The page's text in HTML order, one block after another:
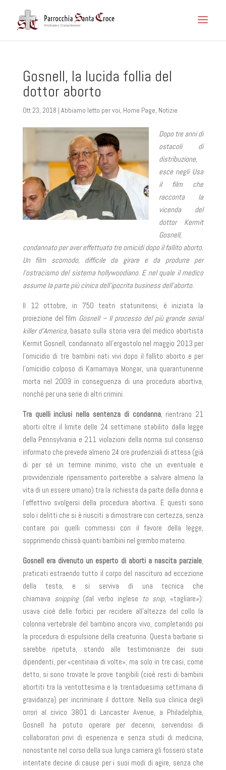
Gosnell, la lucida follia del
dottor aborto
Ott 23, 2018 | Abbiamo letto per voi, Home Page, Notizie
Dopo tre anni di
ostacoli di
distribuzione,
esce negli Usa
il film che
racconta la
vicenda del
dottor Kermit
Gosnell,
condannato per aver effettuato tre omicidi dopo il fallito aborto.
Un film scomodo, difficile da girare e da produrre per
l’ostracismo del sistema hollywoodiano. E nel quale il medico
assume la parte più cinica dell’ipocrita business dell’aborto.
Il 12 ottobre, in 750 teatri statunitensi, è iniziata la
proiezione del film Gosnell – Il processo del più grande serial
killer d’America, basato sulla storia vera del medico abortista
Kermit Gosnell, condannato all’ergastolo nel maggio 2013 per
l’omicidio di tre bambini nati vivi dopo il fallito aborto e per
l’omicidio colposo di Karnamaya Mongar, una quarantunenne
morta nel 2009 in conseguenza di una procedura abortiva,
nonché per una serie di altri crimini.
Tra quelli inclusi nella sentenza di condanna, rientrano 21
aborti oltre il limite delle 24 settimane stabilito dalla legge
della Pennsylvania e 211 violazioni della norma sul consenso
informato che prevede almeno 24 ore prudenziali di attesa (già
di per sé un termine minimo, visto che un eventuale e
provvidenziale ripensamento porterebbe a salvare almeno la
vita di un essere umano) tra la richiesta da parte della donna e
l’effettivo svolgersi della procedura abortiva. E questi sono
solo i delitti che si è riusciti a dimostrare con certezza, senza
contare poi quelli commessi con il favore della legge,
sopprimendo chissà quanti bambini nel grembo materno.
Gosnell era divenuto un esperto di aborti a nascita parziale,
praticati estraendo tutto il corpo del nascituro ad eccezione
della testa, e si serviva di una tecnica che
chiamava snipping(dal verbo inglese to snip, «tagliare»):
usava cioè delle forbici per recidere all’altezza del collo la
colonna vertebrale del bambino ancora vivo, completando poi
la procedura di espulsione della creaturina. Questa barbarie si
sarebbe ripetuta, stando alle testimonianze dei suoi
dipendenti, per «centinaia di volte»; ma solo in tre casi, come
detto, si sono trovate le prove tangibili (cioè resti di bambini
abortiti tra la ventottesima e la trentaduesima settimana di
gravidanza) per incriminare il dottore. Nella sua clinica degli
orrori al civico 3801 di Lancaster Avenue, a Philadelphia,
Gosnell ha potuto operare per decenni, servendosi di
collaboratori privi di esperienza e senza studi di medicina,
nonostante nel corso della sua lunga carriera gli fossero state
intentate decine di cause per i suoi modi di agire, senza che